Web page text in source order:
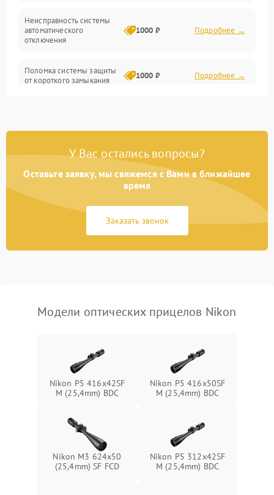
Механика
Корпус/Герметичность
Неисправность системы
автоматического
отключения
1000 ₽ Подробнее →
Поломка системы защиты
от короткого замыкания
1000 ₽ Подробнее →
Неисправность системы
перенапряжения
1000 ₽ Подробнее →
Неисправность системы
защиты от замыкания
1000 ₽
защиты от перегрева
У Вас остались вопросы?
Оставьте заявку, мы свяжемся с Вами в ближайшее
время
Заказать звонок
Модели оптических прицелов Nikon
Nikon P5 416x42SF
M (25,4mm) BDC
Nikon P5 416x50SF
M (25,4mm) BDC
Nikon M3 624x50
(25,4mm) SF FCD
Nikon P5 312x42SF
M (25,4mm) BDC